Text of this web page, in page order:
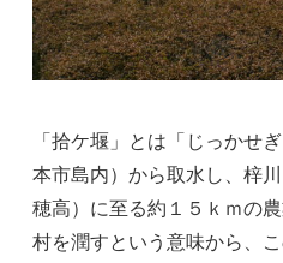
「拾ケ堰」とは「じっかせ
本市島内）から取水し、梓
穂高）に至る約１５ｋｍの
村を潤すという意味から、